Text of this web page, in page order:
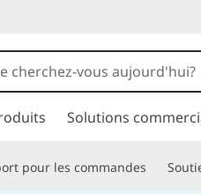
Solutions
pour les commandes